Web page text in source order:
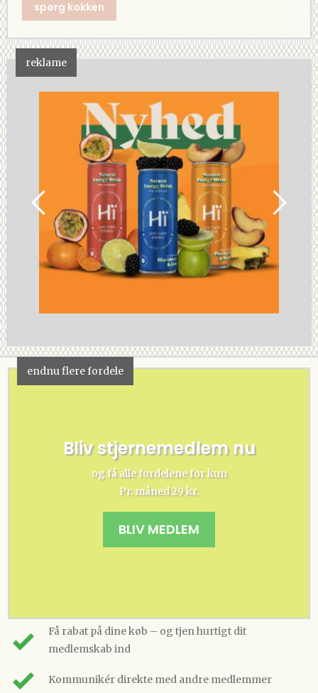
spørg kokken
reklame
endnu flere fordele
Bliv stjernemedlem nu
og få alle fordelene for kun
Pr. måned 29 kr.
BLIV MEDLEM
Få rabat på dine køb – og tjen hurtigt dit
medlemskab ind
Kommunikér direkte med andre medlemmer